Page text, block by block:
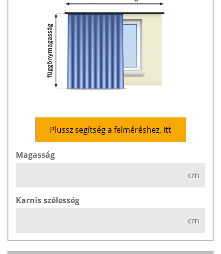
Plussz segítség a felméréshez, itt
Magasság
cm
Karnis szélesség
cm